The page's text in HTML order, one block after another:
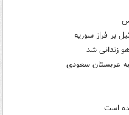
بر فراز سوریه
زندانی شد
عربستان سعودی
است